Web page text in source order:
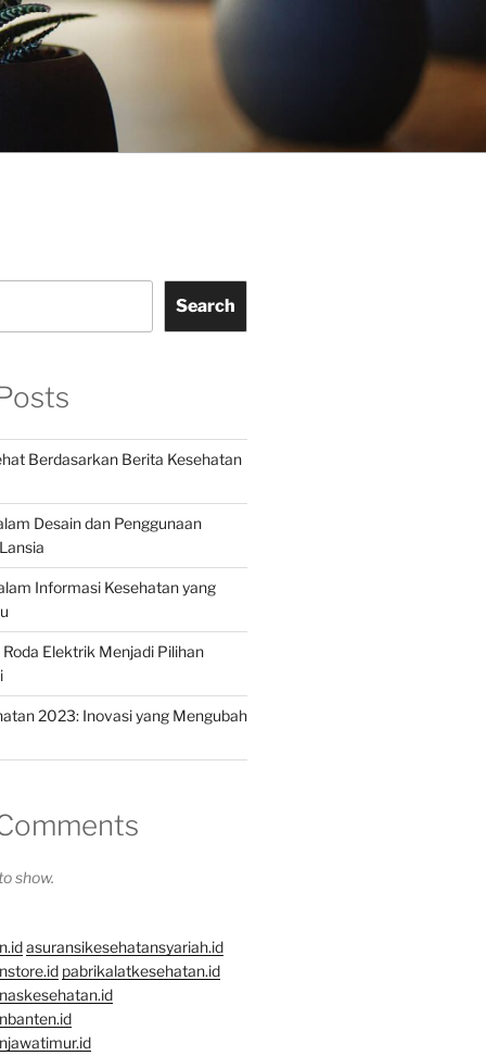
Search
Berdasarkan Berita Kesehatan
Desain dan Penggunaan
Informasi Kesehatan yang
Elektrik Menjadi Pilihan
2023: Inovasi yang Mengubah
show.
asuransikesehatansyariah.id
pabrikalatkesehatan.id